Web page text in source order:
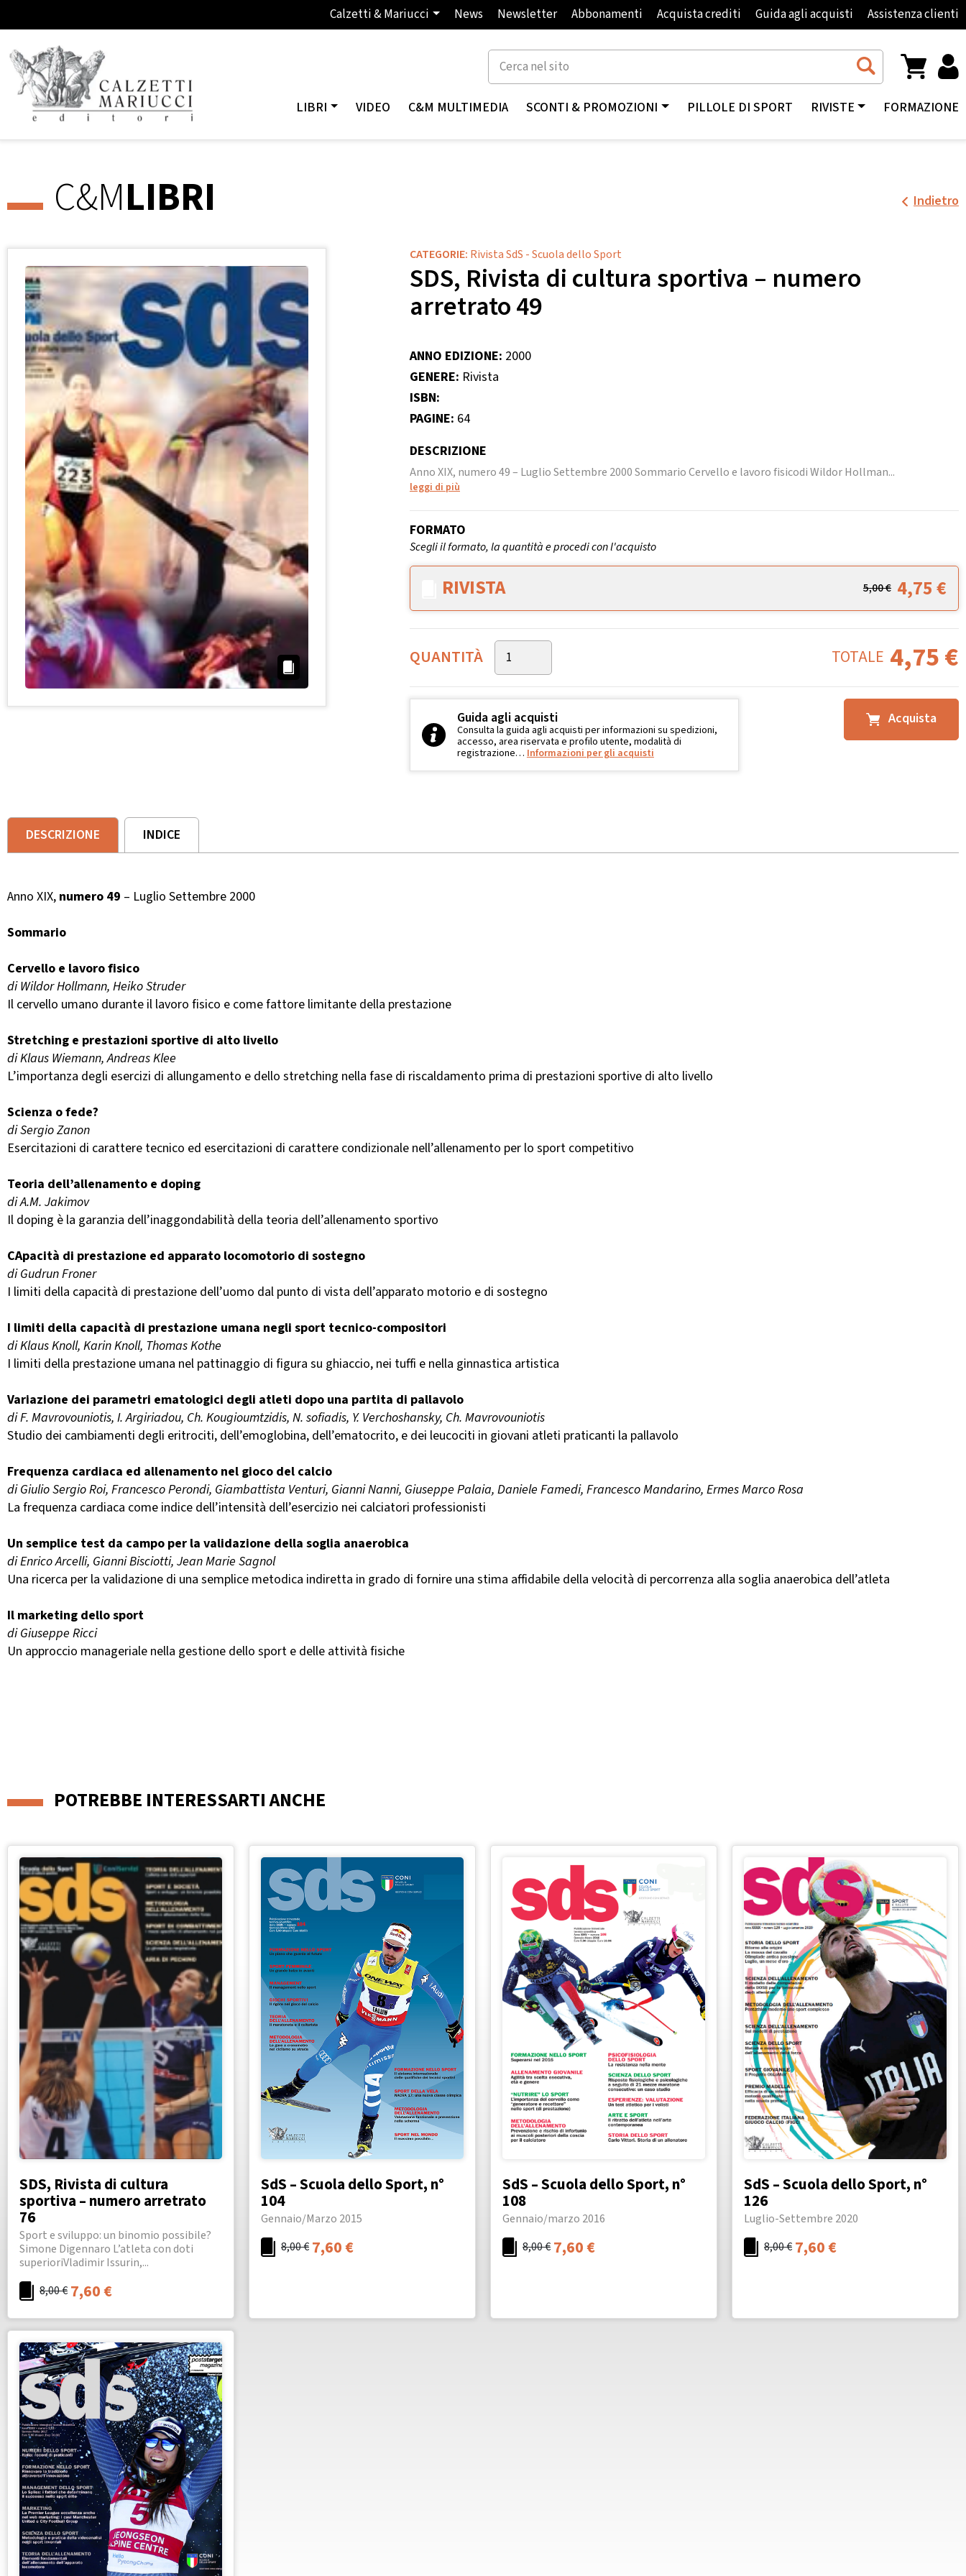
Calzetti & Mariucci News Newsletter Abbonamenti Acquista crediti Guida agli acquisti Assistenza clienti
LIBRI VIDEO C&M MULTIMEDIA SCONTI & PROMOZIONI PILLOLE DI SPORT RIVISTE FORMAZIONE
C&MLIBRI Indietro
CATEGORIE: Rivista SdS - Scuola dello Sport
SDS, Rivista di cultura sportiva – numero
arretrato 49
ANNO EDIZIONE: 2000
GENERE: Rivista
ISBN:
PAGINE: 64
DESCRIZIONE
Anno XIX, numero 49 – Luglio Settembre 2000 Sommario Cervello e lavoro fisicodi Wildor Hollman...
leggi di più
FORMATO
Scegli il formato, la quantità e procedi con l'acquisto
RIVISTA 5,00€ 4,75€
QUANTITÀ TOTALE 4,75€
Acquista
Guida agli acquisti
Consulta la guida agli acquisti per informazioni su spedizioni,
accesso, area riservata e profilo utente, modalità di
registrazione… Informazioni per gli acquisti
DESCRIZIONE INDICE
Anno XIX, numero 49 – Luglio Settembre 2000
Sommario
Cervello e lavoro fisico
di Wildor Hollmann, Heiko Struder
Il cervello umano durante il lavoro fisico e come fattore limitante della prestazione
Stretching e prestazioni sportive di alto livello
di Klaus Wiemann, Andreas Klee
L’importanza degli esercizi di allungamento e dello stretching nella fase di riscaldamento prima di prestazioni sportive di alto livello
Scienza o fede?
di Sergio Zanon
Esercitazioni di carattere tecnico ed esercitazioni di carattere condizionale nell’allenamento per lo sport competitivo
Teoria dell’allenamento e doping
di A.M. Jakimov
Il doping è la garanzia dell’inaggondabilità della teoria dell’allenamento sportivo
CApacità di prestazione ed apparato locomotorio di sostegno
di Gudrun Froner
I limiti della capacità di prestazione dell’uomo dal punto di vista dell’apparato motorio e di sostegno
I limiti della capacità di prestazione umana negli sport tecnico-compositori
di Klaus Knoll, Karin Knoll, Thomas Kothe
I limiti della prestazione umana nel pattinaggio di figura su ghiaccio, nei tuffi e nella ginnastica artistica
Variazione dei parametri ematologici degli atleti dopo una partita di pallavolo
di F. Mavrovouniotis, I. Argiriadou, Ch. Kougioumtzidis, N. sofiadis, Y. Verchoshansky, Ch. Mavrovouniotis
Studio dei cambiamenti degli eritrociti, dell’emoglobina, dell’ematocrito, e dei leucociti in giovani atleti praticanti la pallavolo
Frequenza cardiaca ed allenamento nel gioco del calcio
di Giulio Sergio Roi, Francesco Perondi, Giambattista Venturi, Gianni Nanni, Giuseppe Palaia, Daniele Famedi, Francesco Mandarino, Ermes Marco Rosa
La frequenza cardiaca come indice dell’intensità dell’esercizio nei calciatori professionisti
Un semplice test da campo per la validazione della soglia anaerobica
di Enrico Arcelli, Gianni Bisciotti, Jean Marie Sagnol
Una ricerca per la validazione di una semplice metodica indiretta in grado di fornire una stima affidabile della velocità di percorrenza alla soglia anaerobica dell’atleta
Il marketing dello sport
di Giuseppe Ricci
Un approccio manageriale nella gestione dello sport e delle attività fisiche
POTREBBE INTERESSARTI ANCHE
SDS, Rivista di cultura
sportiva – numero arretrato
76
Sport e sviluppo: un binomio possibile?
Simone Digennaro L’atleta con doti
superioriVladimir Issurin,...
8,00€ 7,60€
SdS – Scuola dello Sport, n°
104
Gennaio/Marzo 2015
8,00€ 7,60€
SdS – Scuola dello Sport, n°
108
Gennaio/marzo 2016
8,00€ 7,60€
SdS – Scuola dello Sport, n°
126
Luglio-Settembre 2020
8,00€ 7,60€